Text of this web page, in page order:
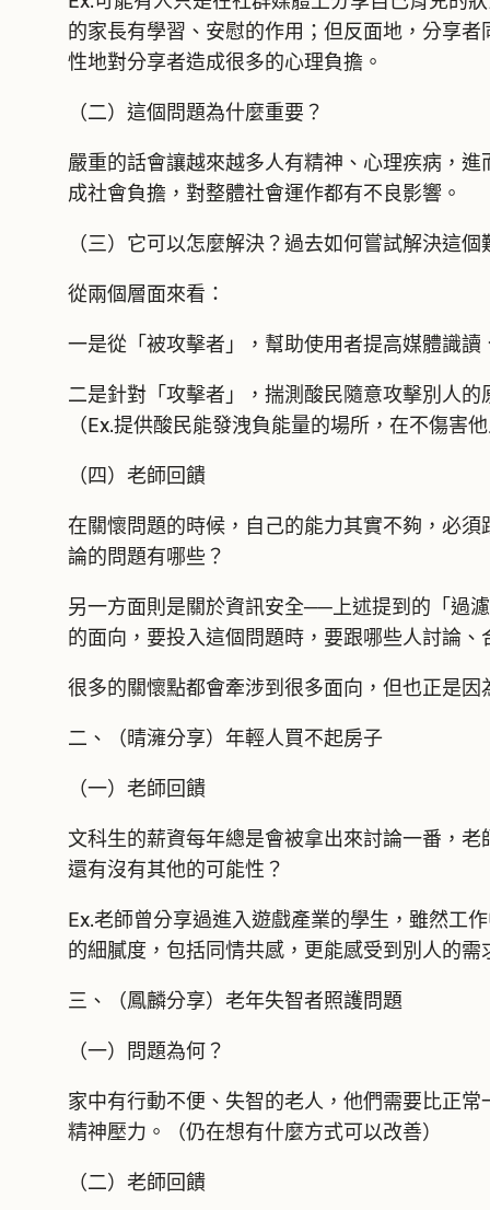
的家長有學習、安慰的作用；但反面地，分享
性地對分享者造成很多的心理負擔。
（二）這個問題為什麼重要？
嚴重的話會讓越來越多人有精神、心理疾病，
成社會負擔，對整體社會運作都有不良影響。
（三）它可以怎麼解決？過去如何嘗試解決這個
從兩個層面來看：
一是從「被攻擊者」，幫助使用者提高媒體識
二是針對「攻擊者」，揣測酸民隨意攻擊別人
（Ex.提供酸民能發洩負能量的場所，在不傷害
（四）老師回饋
在關懷問題的時候，自己的能力其實不夠，必
論的問題有哪些？
另一方面則是關於資訊安全──上述提到的「過
的面向，要投入這個問題時，要跟哪些人討論
很多的關懷點都會牽涉到很多面向，但也正是
二、（晴澭分享）年輕人買不起房子
（一）老師回饋
文科生的薪資每年總是會被拿出來討論一番，
還有沒有其他的可能性？
Ex.老師曾分享過進入遊戲產業的學生，雖然工
的細膩度，包括同情共感，更能感受到別人的
三、（鳳麟分享）老年失智者照護問題
（一）問題為何？
家中有行動不便、失智的老人，他們需要比正
精神壓力。（仍在想有什麼方式可以改善）
（二）老師回饋